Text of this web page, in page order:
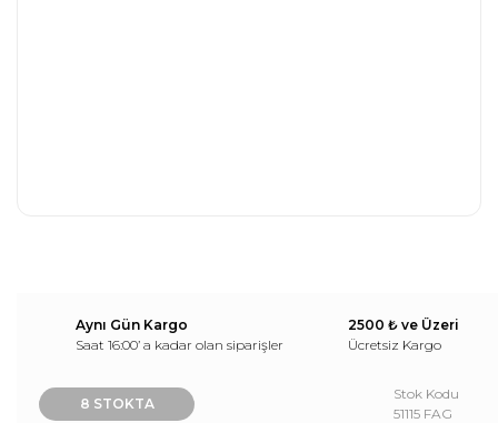
Aynı Gün Kargo
Saat 16:00’ a kadar olan siparişler
2500 ₺ ve Üzeri
Ücretsiz Kargo
8 STOKTA
Stok Kodu
51115 FAG